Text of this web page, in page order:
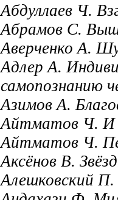
Абдуллаев Ч.
Абрамов С.
Аверченко А.
Адлер А.
самопознанию
Азимов А.
Айтматов Ч. И
Айтматов Ч.
Аксёнов В.
Алешковский П.